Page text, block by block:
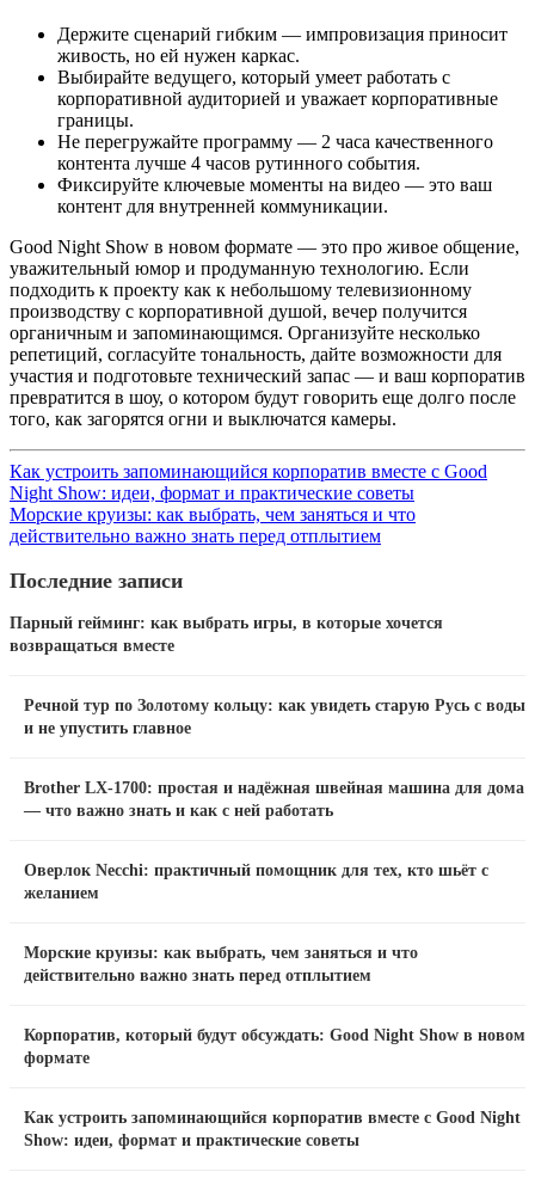
Держите сценарий гибким — импровизация приносит
живость, но ей нужен каркас.
Выбирайте ведущего, который умеет работать с
корпоративной аудиторией и уважает корпоративные
границы.
Не перегружайте программу — 2 часа качественного
контента лучше 4 часов рутинного события.
Фиксируйте ключевые моменты на видео — это ваш
контент для внутренней коммуникации.
Good Night Show в новом формате — это про живое общение,
уважительный юмор и продуманную технологию. Если
подходить к проекту как к небольшому телевизионному
производству с корпоративной душой, вечер получится
органичным и запоминающимся. Организуйте несколько
репетиций, согласуйте тональность, дайте возможности для
участия и подготовьте технический запас — и ваш корпоратив
превратится в шоу, о котором будут говорить еще долго после
того, как загорятся огни и выключатся камеры.
Как устроить запоминающийся корпоратив вместе с Good
Night Show: идеи, формат и практические советы
Морские круизы: как выбрать, чем заняться и что
действительно важно знать перед отплытием
Последние записи
Парный гейминг: как выбрать игры, в которые хочется
возвращаться вместе
Речной тур по Золотому кольцу: как увидеть старую Русь с воды
и не упустить главное
Brother LX-1700: простая и надёжная швейная машина для дома
— что важно знать и как с ней работать
Оверлок Necchi: практичный помощник для тех, кто шьёт с
желанием
Морские круизы: как выбрать, чем заняться и что
действительно важно знать перед отплытием
Корпоратив, который будут обсуждать: Good Night Show в новом
формате
Как устроить запоминающийся корпоратив вместе с Good Night
Show: идеи, формат и практические советы